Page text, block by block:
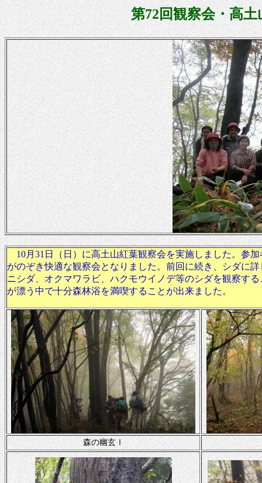
第72回観察会・高
10月31日（日）に高土山紅葉観察会を実施しました。参
がのぞき快適な観察会となりました。前回に続き、シダに
ニシダ、オクマワラビ、ハクモウイノデ等のシダを観察す
が漂う中で十分森林浴を満喫することが出来ました。
森の幽玄Ⅰ